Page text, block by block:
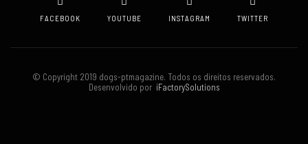
FACEBOOK YOUTUBE INSTAGRAM TWITTER
© Copyright 2019 dogs-ptmagazine. Todos os direitos reservados.
Desenvolvido poriFactorySolutions